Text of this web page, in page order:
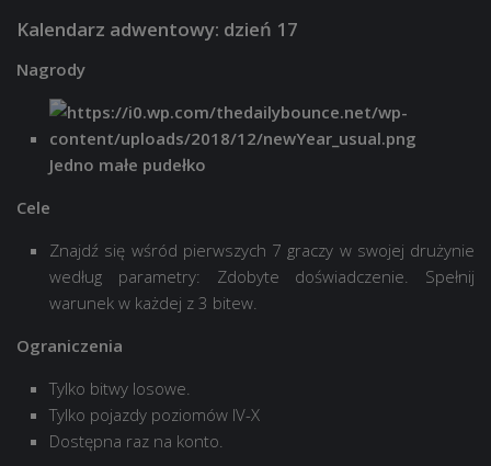
Kalendarz adwentowy: dzień 17
Nagrody
Jedno małe pudełko
Cele
Znajdź się wśród pierwszych 7 graczy w swojej drużynie
według parametry: Zdobyte doświadczenie. Spełnij
warunek w każdej z 3 bitew.
Ograniczenia
Tylko bitwy losowe.
Tylko pojazdy poziomów IV-X
Dostępna raz na konto.